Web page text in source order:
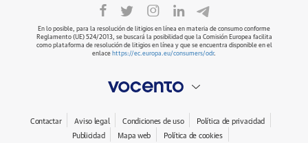
En lo posible, para la resolución de litigios en línea en materia de consumo conforme
Reglamento (UE) 524/2013, se buscará la posibilidad que la Comisión Europea facilita
como plataforma de resolución de litigios en línea y que se encuentra disponible en el
enlace https://ec.europa.eu/consumers/odr.
Contactar Aviso legal Condiciones de uso
Política de privacidad
Publicidad
Mapa web Política de cookies